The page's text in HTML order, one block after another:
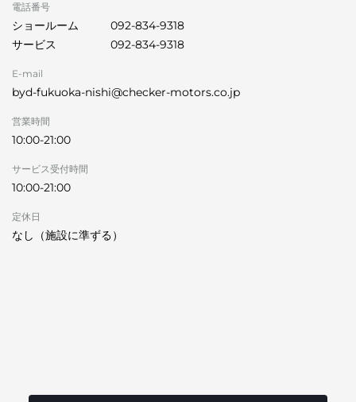
電話番号
ショールーム
092-834-9318
サービス
092-834-9318
E-mail
byd-fukuoka-nishi@checker-motors.co.jp
営業時間
10:00-21:00
サービス受付時間
10:00-21:00
定休日
なし（施設に準ずる）